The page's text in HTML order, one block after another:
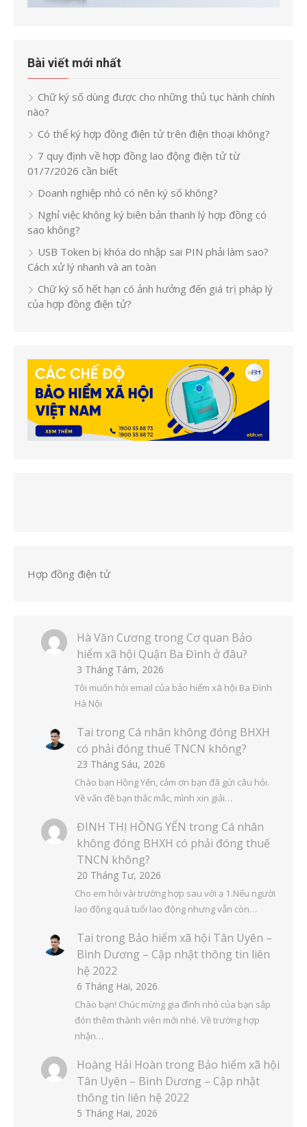
Bài viết mới nhất
Chữ ký số dùng được cho những thủ tục hành chính
nào?
Có thể ký hợp đồng điện tử trên điện thoại không?
7 quy định về hợp đồng lao động điện tử từ
01/7/2026 cần biết
Doanh nghiệp nhỏ có nên ký số không?
Nghỉ việc không ký biên bản thanh lý hợp đồng có
sao không?
USB Token bị khóa do nhập sai PIN phải làm sao?
Cách xử lý nhanh và an toàn
Chữ ký số hết hạn có ảnh hưởng đến giá trị pháp lý
của hợp đồng điện tử?
Hợp đồng điện tử
Hà Văn Cương trong Cơ quan Bảo
hiểm xã hội Quận Ba Đình ở đâu?
3 Tháng Tám, 2026
Tôi muốn hỏi email của bảo hiểm xã hội Ba Đình
Hà Nội
Tai trong Cá nhân không đóng BHXH
có phải đóng thuế TNCN không?
23 Tháng Sáu, 2026
Chào bạn Hồng Yến, cảm ơn bạn đã gửi câu hỏi.
Về vấn đề bạn thắc mắc, mình xin giải…
ĐINH THỊ HỒNG YẾN trong Cá nhân
không đóng BHXH có phải đóng thuế
TNCN không?
20 Tháng Tư, 2026
Cho em hỏi vài trường hợp sau với ạ 1.Nếu người
lao động quá tuổi lao động nhưng vẫn còn…
Tai trong Bảo hiểm xã hội Tân Uyên –
Bình Dương – Cập nhật thông tin liên
hệ 2022
6 Tháng Hai, 2026
Chào bạn! Chúc mừng gia đình nhỏ của bạn sắp
đón thêm thành viên mới nhé. Về trường hợp
nhận…
Hoàng Hải Hoàn trong Bảo hiểm xã hội
Tân Uyên – Bình Dương – Cập nhật
thông tin liên hệ 2022
5 Tháng Hai, 2026